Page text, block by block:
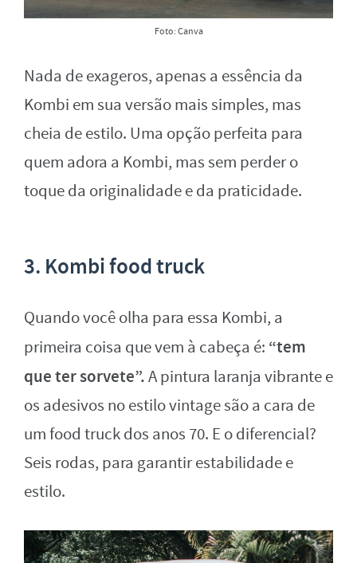
Foto: Canva
Nada de exageros, apenas a essência da
Kombi em sua versão mais simples, mas
cheia de estilo. Uma opção perfeita para
quem adora a Kombi, mas sem perder o
toque da originalidade e da praticidade.
3. Kombi food truck
Quando você olha para essa Kombi, a
primeira coisa que vem à cabeça é: “tem
que ter sorvete”.A pintura laranja vibrante e
os adesivos no estilo vintage são a cara de
um food truck dos anos 70. E o diferencial?
Seis rodas, para garantir estabilidade e
estilo.